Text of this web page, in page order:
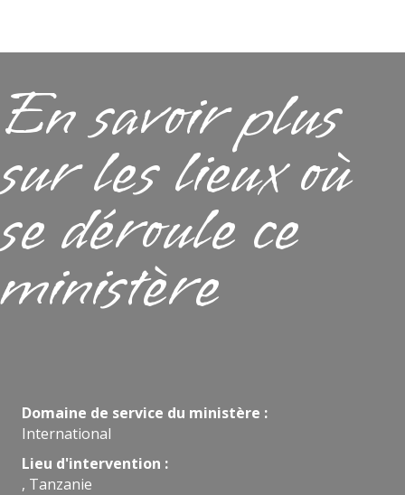
En savoir plus
sur les lieux où
se déroule ce
ministère
Domaine de service du ministère :
International
Lieu d'intervention :
, Tanzanie